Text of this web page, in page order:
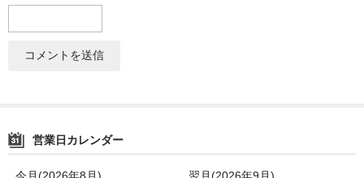
ボウル(ハガル）
オデュマン
営業日カレンダー
今月(2026年8月)
翌月(2026年9月)